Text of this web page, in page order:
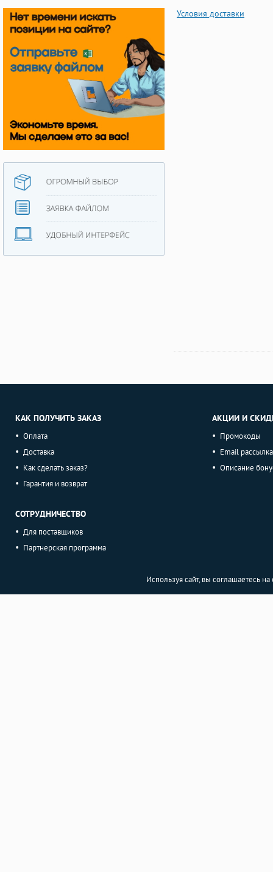
Условия доставки
КАК ПОЛУЧИТЬ ЗАКАЗ
Оплата
Доставка
Как сделать заказ?
Гарантия и возврат
СОТРУДНИЧЕСТВО
Для поставщиков
Партнерская программа
АКЦИИ И
Промокоды
Email рассылка
Описание
Используя сайт, вы соглашаетесь